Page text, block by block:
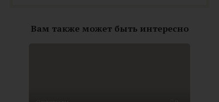
Вам также может быть интересно